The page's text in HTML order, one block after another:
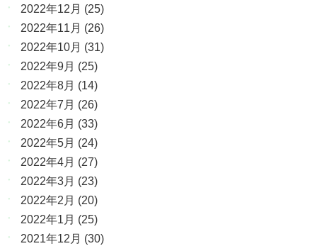
2022年12月 (25)
2022年11月 (26)
2022年10月 (31)
2022年9月 (25)
2022年8月 (14)
2022年7月 (26)
2022年6月 (33)
2022年5月 (24)
2022年4月 (27)
2022年3月 (23)
2022年2月 (20)
2022年1月 (25)
2021年12月 (30)